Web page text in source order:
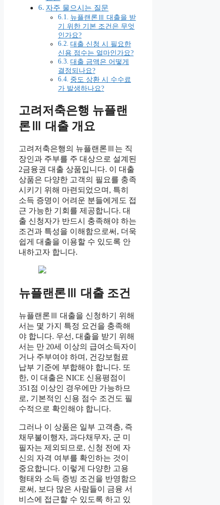
자주 물으시는 질문
뉴플랜론Ⅲ 대출을 받
기 위한 기본 조건은 무엇
인가요?
대출 신청 시 필요한
신용 점수는 얼마인가요?
대출 금액은 어떻게
결정되나요?
중도 상환 시 수수료
가 발생하나요?
고려저축은행 뉴플랜
론Ⅲ 대출 개요
고려저축은행의 뉴플랜론Ⅲ는 직
장인과 주부를 주 대상으로 설계된
2금융권 대출 상품입니다. 이 대출
상품은 다양한 고객의 필요를 충족
시키기 위해 마련되었으며, 특히
소득 증명이 어려운 분들에게도 접
근 가능한 기회를 제공합니다. 대
출 신청자가 반드시 충족해야 하는
조건과 특성을 이해함으로써, 더욱
쉽게 대출을 이용할 수 있도록 안
내하고자 합니다.
뉴플랜론Ⅲ 대출 조건
뉴플랜론Ⅲ 대출을 신청하기 위해
서는 몇 가지 특정 요건을 충족해
야 합니다. 우선, 대출을 받기 위해
서는 만 20세 이상의 급여소득자이
거나 주부여야 하며, 건강보험료
납부 기준에 부합해야 합니다. 또
한, 이 대출은 NICE 신용평점이
351점 이상인 경우에만 가능하므
로, 기본적인 신용 점수 조건도 필
수적으로 확인해야 합니다.
그러나 이 상품은 일부 고객층, 즉
채무불이행자, 과다채무자, 군 미
필자는 제외되므로, 신청 전에 자
신의 자격 여부를 확인하는 것이
중요합니다. 이렇게 다양한 고용
형태와 소득 증빙 조건을 반영함으
로써, 보다 많은 사람들이 금융 서
비스에 접근할 수 있도록 하고 있